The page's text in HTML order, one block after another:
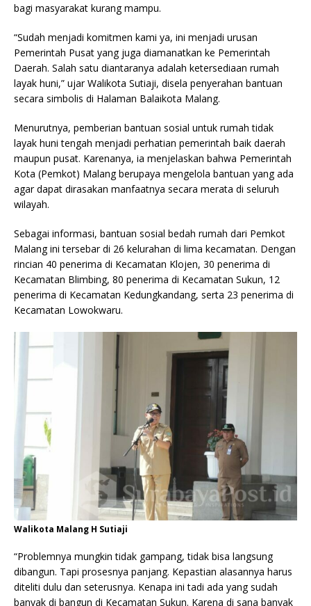
bagi masyarakat kurang mampu.
“Sudah menjadi komitmen kami ya, ini menjadi urusan
Pemerintah Pusat yang juga diamanatkan ke Pemerintah
Daerah. Salah satu diantaranya adalah ketersediaan rumah
layak huni,” ujar Walikota Sutiaji, disela penyerahan bantuan
secara simbolis di Halaman Balaikota Malang.
Menurutnya, pemberian bantuan sosial untuk rumah tidak
layak huni tengah menjadi perhatian pemerintah baik daerah
maupun pusat. Karenanya, ia menjelaskan bahwa Pemerintah
Kota (Pemkot) Malang berupaya mengelola bantuan yang ada
agar dapat dirasakan manfaatnya secara merata di seluruh
wilayah.
Sebagai informasi, bantuan sosial bedah rumah dari Pemkot
Malang ini tersebar di 26 kelurahan di lima kecamatan. Dengan
rincian 40 penerima di Kecamatan Klojen, 30 penerima di
Kecamatan Blimbing, 80 penerima di Kecamatan Sukun, 12
penerima di Kecamatan Kedungkandang, serta 23 penerima di
Kecamatan Lowokwaru.
Walikota Malang H Sutiaji
“Problemnya mungkin tidak gampang, tidak bisa langsung
dibangun. Tapi prosesnya panjang. Kepastian alasannya harus
diteliti dulu dan seterusnya. Kenapa ini tadi ada yang sudah
banyak di bangun di Kecamatan Sukun. Karena di sana banyak